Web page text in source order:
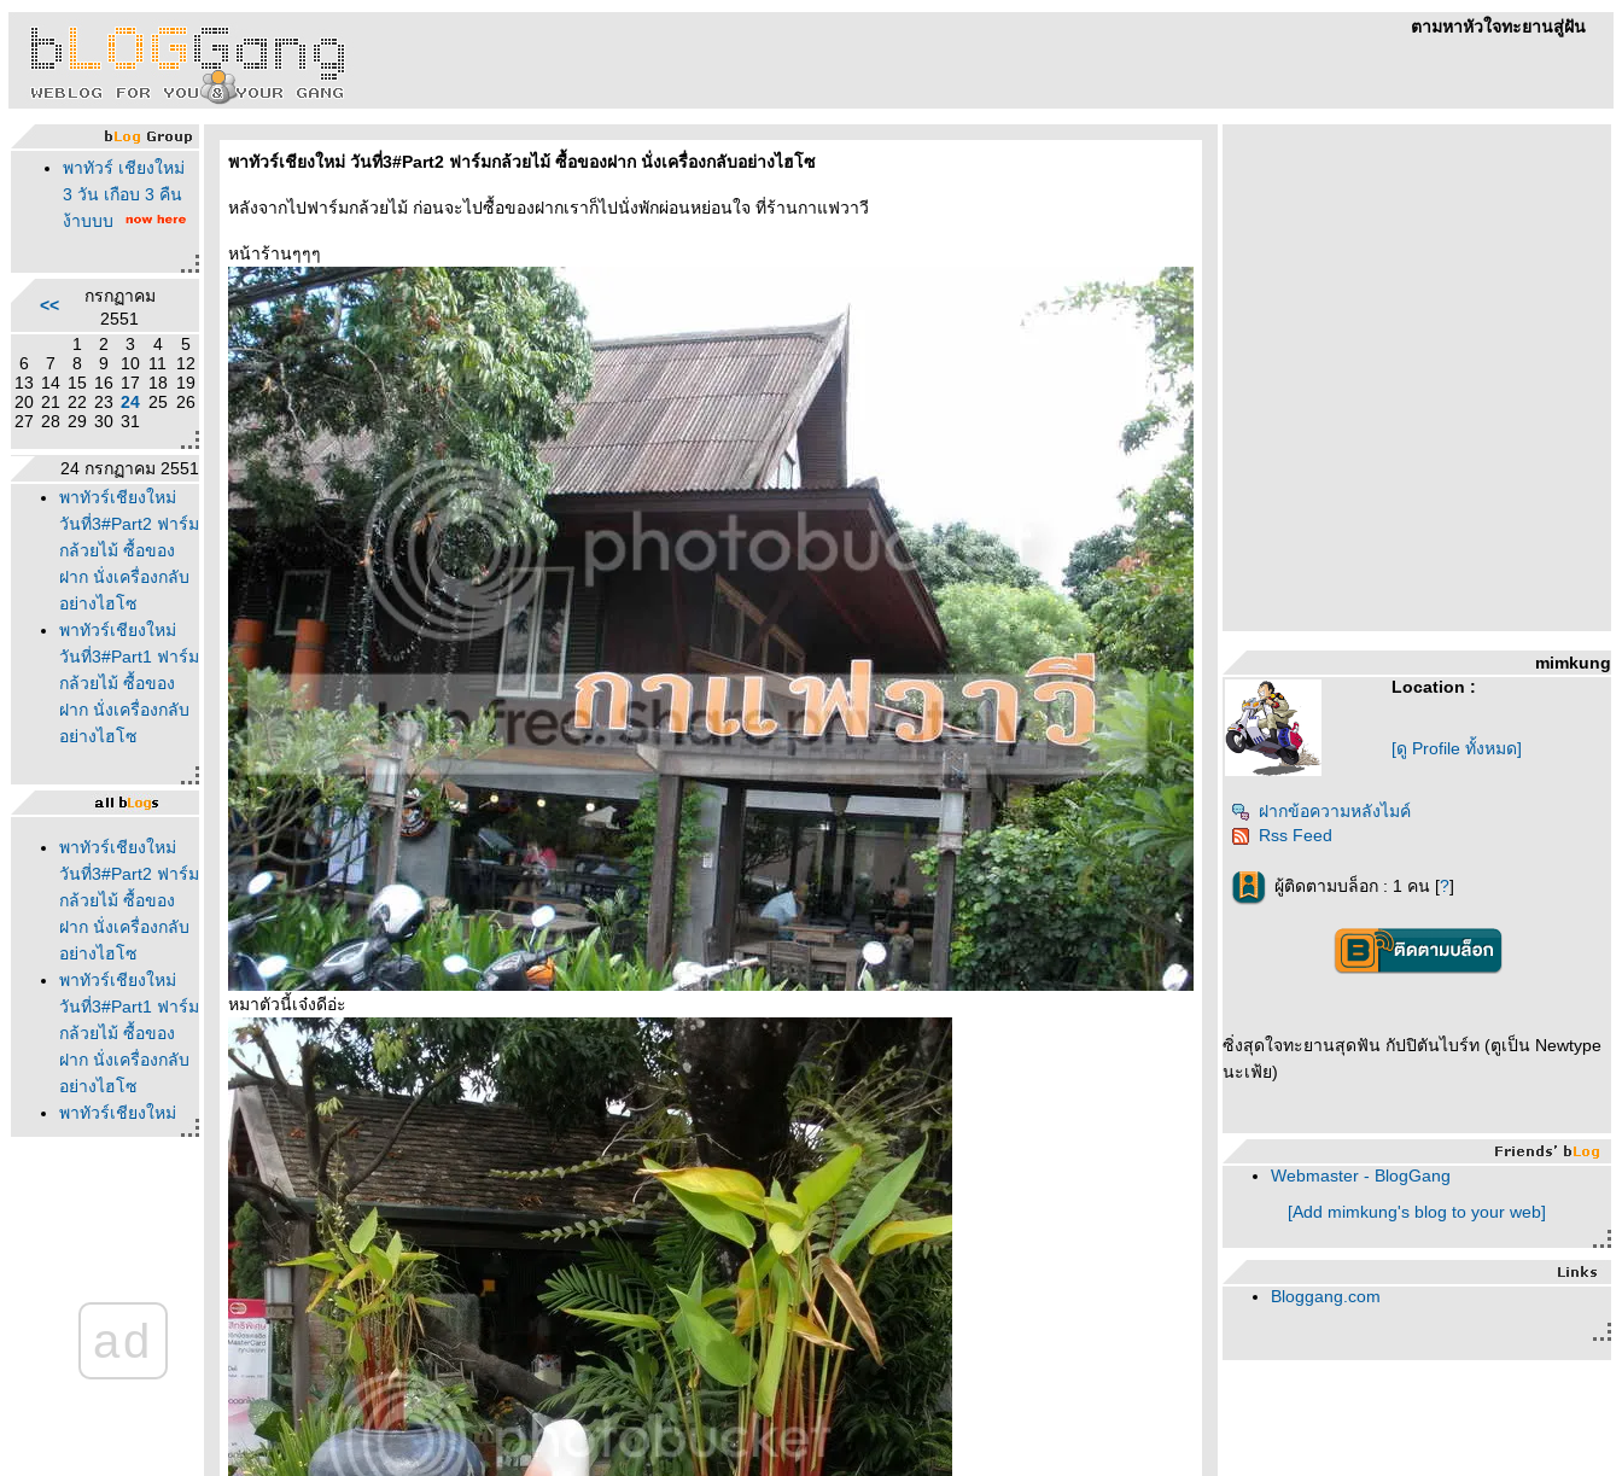
ตามหาหัวใจทะยานสู่ฝัน
พาทัวร์ เชียงใหม่
3 วัน เกือบ 3 คืน
ง้าบบบ
<<
กรกฏาคม
2551
1
2 3 4
5
6
7 8 9 10 11
12
13 14 15 16 17 18 19
20 21 22 23 24 25 26
27 28 29 30 31
24 กรกฏาคม 2551
พาทัวร์เชียงใหม่
วันที่3#Part2 ฟาร์ม
กล้วยไม้ ซื้อของ
ฝาก นั่งเครื่องกลับ
อย่างไฮโซ
พาทัวร์เชียงใหม่
วันที่3#Part1 ฟาร์ม
กล้วยไม้ ซื้อของ
ฝาก นั่งเครื่องกลับ
อย่างไฮโซ
พาทัวร์เชียงใหม่
วันที่3#Part2 ฟาร์ม
กล้วยไม้ ซื้อของ
ฝาก นั่งเครื่องกลับ
อย่างไฮโซ
พาทัวร์เชียงใหม่
วันที่3#Part1 ฟาร์ม
กล้วยไม้ ซื้อของ
ฝาก นั่งเครื่องกลับ
อย่างไฮโซ
พาทัวร์เชียงใหม่
วันที่2#Part4 ดอยสุ
เชียงใหม่
พาทัวร์เชียงใหม่
วันที่2#Part2 ดอยสุ
เทพฯ สวนสัตว์
ad
พาทัวร์เชียงใหม่ วันที่3#Part2 ฟาร์มกล้วยไม้ ซื้อของฝาก นั่งเครื่องกลับอย่างไฮโซ
หลังจากไปฟาร์มกล้วยไม้ ก่อนจะไปซื้อของฝากเราก็ไปนั่งพักผ่อนหย่อนใจ ที่ร้านกาแฟวาวี
หน้าร้านๆๆๆ
หมาตัวนี้เจ๋งดีอ่ะ
mimkung
Location :
[ดู Profile ทั้งหมด]
ฝากข้อความหลังไมค์
Rss Feed
ผู้ติดตามบล็อก : 1 คน [?]
ซิ่งสุดใจทะยานสุดฟัน กัปปิตันไบร์ท (ตูเป็น Newtype
นะเฟ้ย)
Webmaster - BlogGang
[Add mimkung's blog to your web]
Bloggang.com